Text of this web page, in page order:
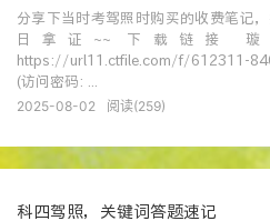
分享下当时考驾照时购买的收费笔记
日拿证~~ 下载链接
https://url11.ctfile.com/f/612311-
(访问密码: ...
2025-08-02 阅读(259)
科四驾照，关键词答题速记